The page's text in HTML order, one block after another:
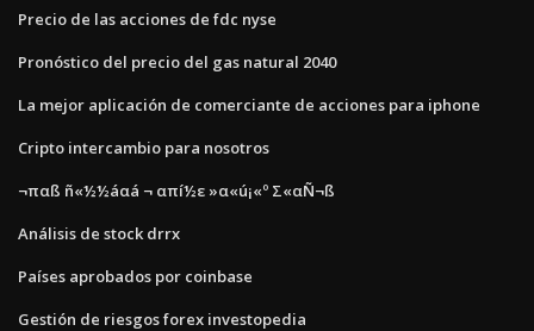
Precio de las acciones de fdc nyse
Pronóstico del precio del gas natural 2040
La mejor aplicación de comerciante de acciones para iphone
Cripto intercambio para nosotros
¬παß ñ«½½áαá ¬ απí½ε »α«ú¡«º Σ«αÑ¬ß
Análisis de stock drrx
Países aprobados por coinbase
Gestión de riesgos forex investopedia